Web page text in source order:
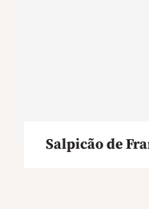
Salpicão de